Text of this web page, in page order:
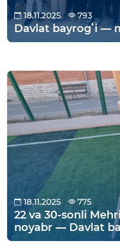
18.11.2025 793
Davlat bayrogʻi —
18.11.2025 775
22 va 30-sonli
noyabr — Davlat
kun munosabati